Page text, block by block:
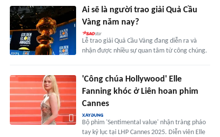
Ai sẽ là người trao giải Quả Cầu
Vàng năm nay?
Lễ trao giải Quả Cầu Vàng đang diễn ra và
nhận được nhiều sự quan tâm từ công chúng.
'Công chúa Hollywood' Elle
Fanning khóc ở Liên hoan phim
Cannes
Bộ phim 'Sentimental value' nhận tràng pháo
tay kỷ lục tại LHP Cannes 2025. Diễn viên Elle